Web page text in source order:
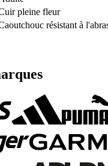
pleine fleur
résistant à